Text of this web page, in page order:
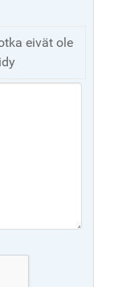
eivät ole